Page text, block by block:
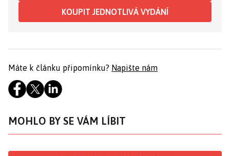
KOUPIT JEDNOTLIVÁ VYDÁNÍ
Máte k článku připomínku? Napište nám
MOHLO BY SE VÁM LÍBIT